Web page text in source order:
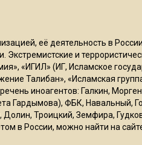
её деятельность в
Экстремистские и
«ИГИЛ» (ИГ, Исламское
Талибан», «Исламская
иноагентов: Галкин,
Гардымова), ФБК, Навальный,
Троицкий, Земфира,
в России, можно найти на